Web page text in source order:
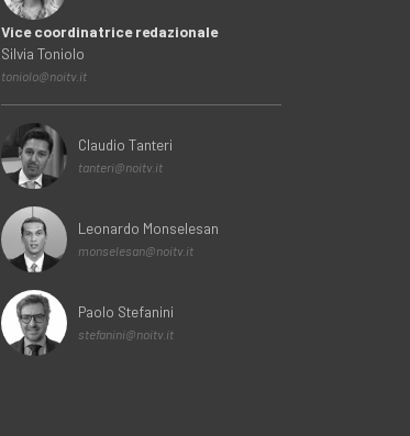
Vice coordinatrice redazionale
Silvia Toniolo
toniolo@noitv.it
Claudio Tanteri
tanteri@noitv.it
Leonardo Monselesan
monselesan@noitv.it
Paolo Stefanini
stefanini@noitv.it